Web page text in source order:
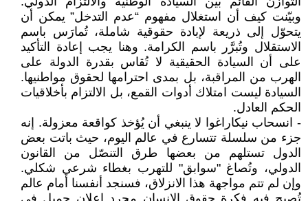
وبيّنت كيف أن استغلال مفهوم “عدم التدخل” يمكن أن
يتحوّل إلى ذريعة لإبادة حقوقية شاملة، تُمارَس باسم
الاستقلال وتُبرَّر باسم الكرامة. وهنا يجب إعادة التأكيد
على أن السيادة الحقيقية لا تُقاس بقدرة الدولة على
الهرب من المراقبة، بل بمدى احترامها لحقوق مواطنيها.
السيادة ليست امتلاك أدوات القمع، بل الالتزام بأخلاقيات
الحكم العادل.
- انسحاب نيكاراغوا لا ينبغي أن يُؤخذ كواقعة معزولة. إنه
جزء من سلسلة تتسارع في عالم اليوم، حيث باتت بعض
الدول تستلهم من بعضها طرق التنصّل من القانون
الدولي، وتُصاغ "سوابق" للتهرب بغطاء شرعي شكلي.
وإن لم تتم مواجهة هذا الانزلاق، فسنجد أنفسنا أمام عالم